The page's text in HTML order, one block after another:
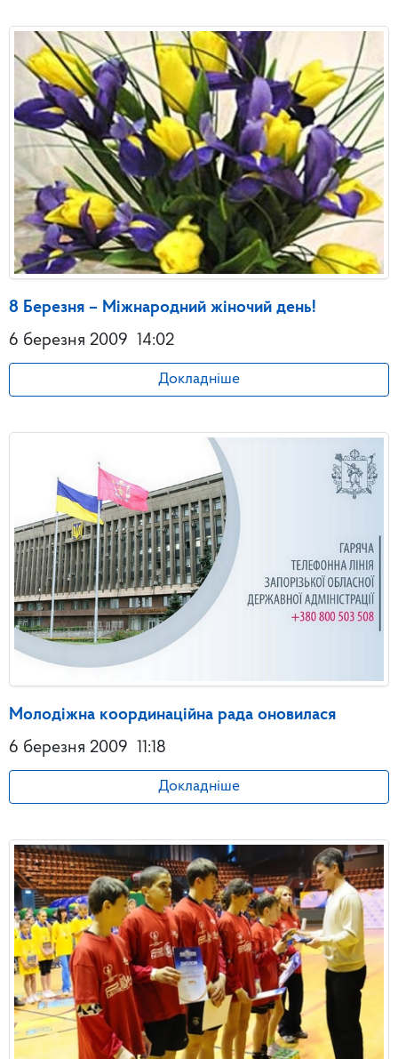
8 Березня – Міжнародний жіночий день!
6 березня 2009
14:02
Докладніше
Молодіжна координаційна рада оновилася
6 березня 2009 11:18
Докладніше